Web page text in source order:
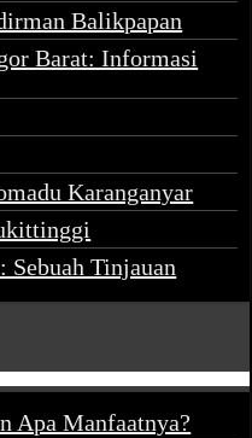
Balikpapan
Barat: Informasi
Karanganyar
Sebuah Tinjauan
Apa Manfaatnya?